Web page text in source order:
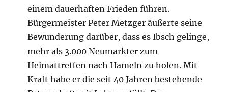
einem dauerhaften Frieden führen.
Bürgermeister Peter Metzger äußerte seine
Bewunderung darüber, dass es Ibsch gelinge,
mehr als 3.000 Neumarkter zum
Heimattreffen nach Hameln zu holen. Mit
Kraft habe er die seit 40 Jahren bestehende